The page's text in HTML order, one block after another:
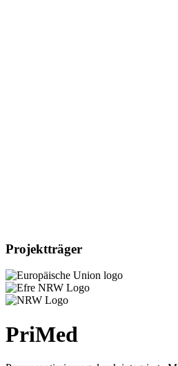
Projektträger
PriMed